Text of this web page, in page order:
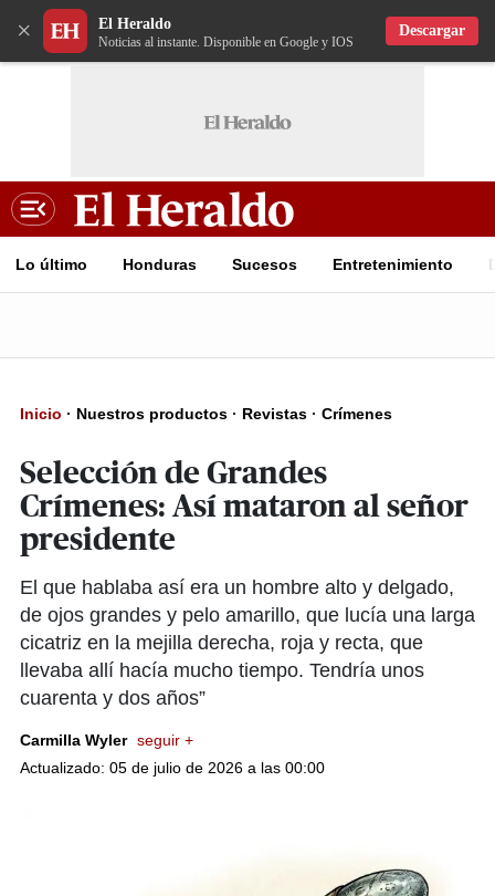
× El Heraldo
Noticias al instante. Disponible en Google y IOS
Descargar
Lo último Honduras Sucesos Entretenimiento
Inicio · Nuestros productos · Revistas · Crímenes
Selección de Grandes
Crímenes: Así mataron al señor
presidente
El que hablaba así era un hombre alto y delgado,
de ojos grandes y pelo amarillo, que lucía una larga
cicatriz en la mejilla derecha, roja y recta, que
llevaba allí hacía mucho tiempo. Tendría unos
cuarenta y dos años”
Carmilla Wyler seguir +
Actualizado: 05 de julio de 2026 a las 00:00